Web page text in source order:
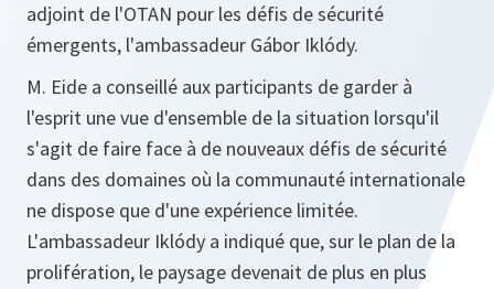
adjoint de l'OTAN pour les défis de sécurité
émergents, l'ambassadeur Gábor Iklódy.
M. Eide a conseillé aux participants de garder à
l'esprit une vue d'ensemble de la situation lorsqu'il
s'agit de faire face à de nouveaux défis de sécurité
dans des domaines où la communauté internationale
ne dispose que d'une expérience limitée.
L'ambassadeur Iklódy a indiqué que, sur le plan de la
prolifération, le paysage devenait de plus en plus